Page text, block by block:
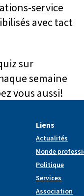
service
avec tact
sur
semaine
vous aussi!
Liens
Actualités
Monde
Politique
Services
Association